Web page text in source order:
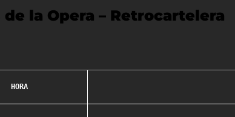
de la Opera – Retrocartelera
HORA